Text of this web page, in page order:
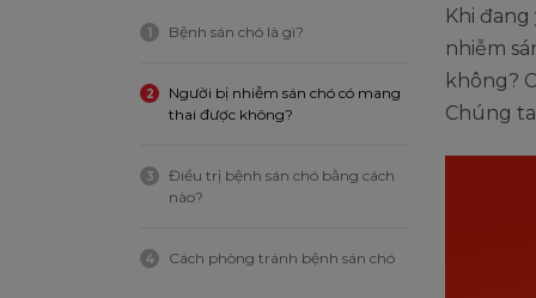
1 Bệnh sán chó là gì?
2
Người bị nhiễm sán chó có mang
thai được không?
3
Điều trị bệnh sán chó bằng cách
nào?
4 Cách phòng tránh bệnh sán chó
Khi
nhiễm
không?
Chúng